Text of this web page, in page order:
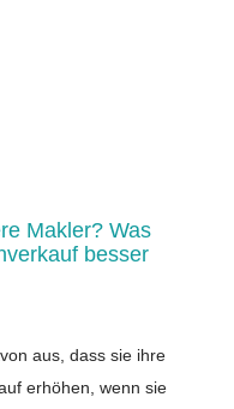
Makler? Was
besser
aus, dass sie ihre
erhöhen, wenn sie